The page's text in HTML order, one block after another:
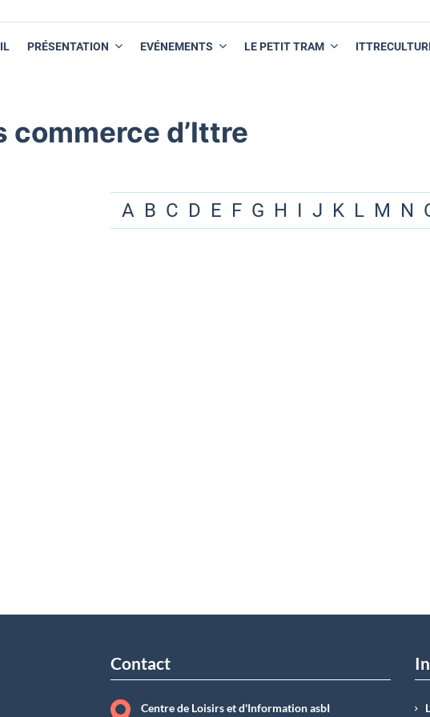
PRÉSENTATION EVÉNEMENTS LE PETIT TRAM
commerce d’Ittre
A B C D E F G H I J K L M N
Contact
Centre de Loisirs et d'Information asbI